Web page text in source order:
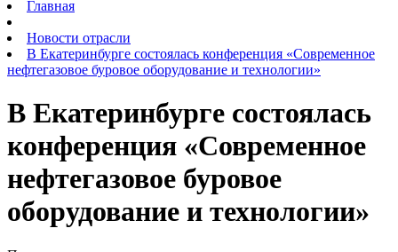
Главная
Новости отрасли
В Екатеринбурге состоялась конференция «Современное
нефтегазовое буровое оборудование и технологии»
В Екатеринбурге состоялась
конференция «Современное
нефтегазовое буровое
оборудование и технологии»